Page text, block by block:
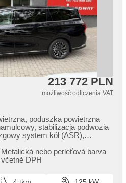
213 772 PLN
możliwość odliczenia VAT
poduszka powietrzna
stabilizacja podwozia
system kół (ASR),
zjazdu, asistent rozjezdu do
limitu (SLIF), asystent
pruhu, asistent jízdy v
nebo perleťová barva
DPH